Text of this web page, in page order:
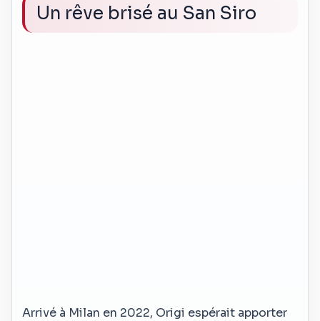
Un rêve brisé au San Siro
Arrivé à Milan en 2022, Origi espérait apporter